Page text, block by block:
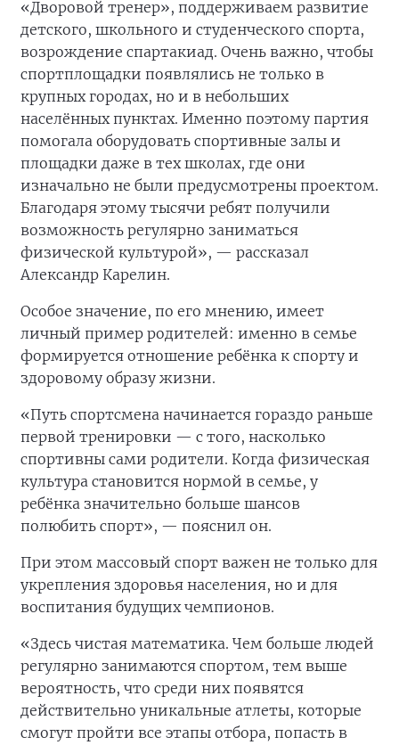
«Дворовой тренер», поддерживаем развитие
детского, школьного и студенческого спорта,
возрождение спартакиад. Очень важно, чтобы
спортплощадки появлялись не только в
крупных городах, но и в небольших
населённых пунктах. Именно поэтому партия
помогала оборудовать спортивные залы и
площадки даже в тех школах, где они
изначально не были предусмотрены проектом.
Благодаря этому тысячи ребят получили
возможность регулярно заниматься
физической культурой», — рассказал
Александр Карелин.
Особое значение, по его мнению, имеет
личный пример родителей: именно в семье
формируется отношение ребёнка к спорту и
здоровому образу жизни.
«Путь спортсмена начинается гораздо раньше
первой тренировки — с того, насколько
спортивны сами родители. Когда физическая
культура становится нормой в семье, у
ребёнка значительно больше шансов
полюбить спорт», — пояснил он.
При этом массовый спорт важен не только для
укрепления здоровья населения, но и для
воспитания будущих чемпионов.
«Здесь чистая математика. Чем больше людей
регулярно занимаются спортом, тем выше
вероятность, что среди них появятся
действительно уникальные атлеты, которые
смогут пройти все этапы отбора, попасть в